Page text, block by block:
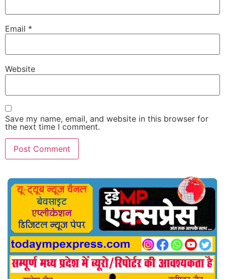
Email *
Website
Save my name, email, and website in this browser for
the next time I comment.